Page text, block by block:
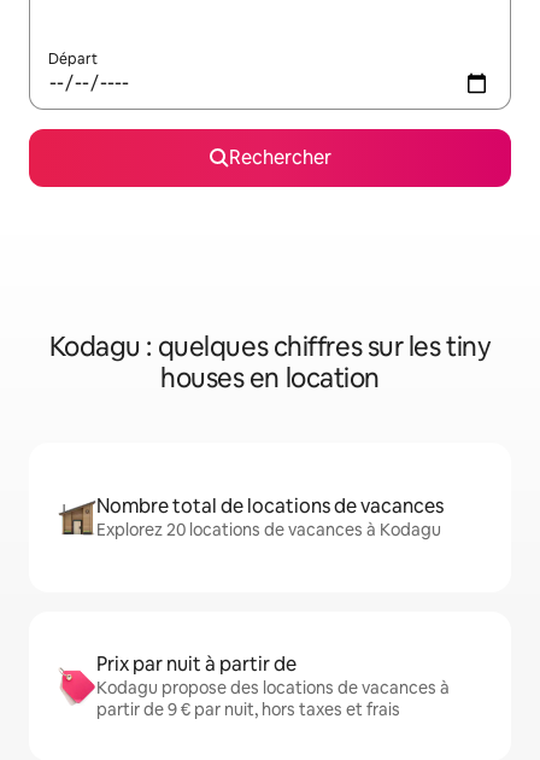
Départ
Rechercher
Kodagu : quelques chiffres sur les tiny
houses en location
Nombre total de locations de vacances
Explorez 20 locations de vacances à Kodagu
Prix par nuit à partir de
Kodagu propose des locations de vacances à
partir de 9 € par nuit, hors taxes et frais